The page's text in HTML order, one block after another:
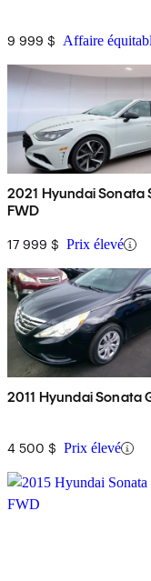
9 999 $ Affaire
2021 Hyundai Sonata
FWD
17 999 $ Prix élevé
2011 Hyundai Sonata
4 500 $ Prix élevé